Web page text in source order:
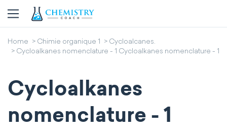
Home Chimie organique 1
Cycloalcanes.
Cycloalkanes nomenclature - 1 Cycloalkanes nomenclature - 1
Cycloalkanes
nomenclature - 1